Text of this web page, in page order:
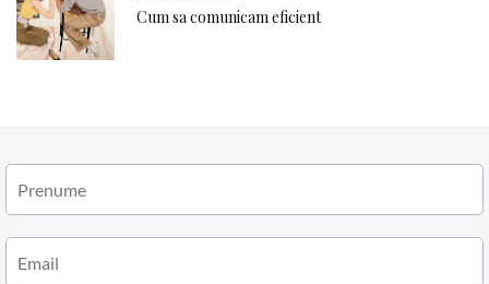
Cum sa comunicam eficient